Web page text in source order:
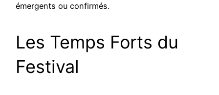
émergents ou confirmés.
Les Temps Forts du
Festival